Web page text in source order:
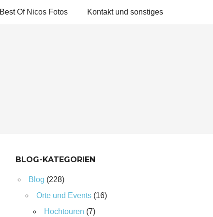
Best Of Nicos Fotos Kontakt und sonstiges
BLOG-KATEGORIEN
Blog (228)
Orte und Events(16)
Hochtouren (7)